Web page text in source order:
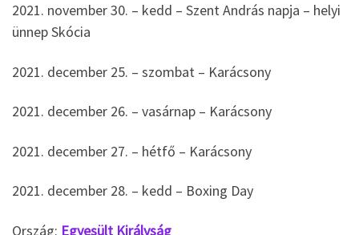
2021. november 30. – kedd – Szent András napja – helyi
ünnep Skócia
2021. december 25. – szombat – Karácsony
2021. december 26. – vasárnap – Karácsony
2021. december 27. – hétfő – Karácsony
2021. december 28. – kedd – Boxing Day
Ország: Egyesült Királyság